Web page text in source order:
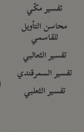
تفسير مكّي
محاسن التأويل
للقاسمي
تفسير الثعالبي
تفسير السمرقندي
تفسير الثعلبي